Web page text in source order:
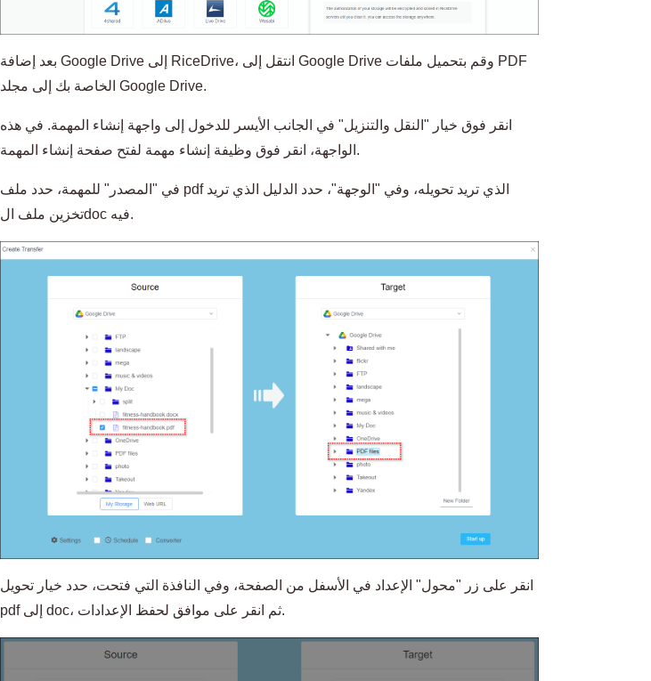
بعد إضافة Google Drive إلى RiceDrive، انتقل إلى Google Drive وقم بتحميل ملفات PDF
الخاصة بك إلى مجلد Google Drive.
انقر فوق خيار "النقل والتنزيل" في الجانب الأيسر للدخول إلى واجهة إنشاء المهمة. في هذه
الواجهة، انقر فوق وظيفة إنشاء مهمة لفتح صفحة إنشاء المهمة.
في "المصدر" للمهمة، حدد ملف pdf الذي تريد تحويله، وفي "الوجهة"، حدد الدليل الذي تريد
تخزين ملف الdoc فيه.
انقر على زر "محول" الإعداد في الأسفل من الصفحة، وفي النافذة التي فتحت، حدد خيار تحويل
pdf إلى doc، ثم انقر على موافق لحفظ الإعدادات.